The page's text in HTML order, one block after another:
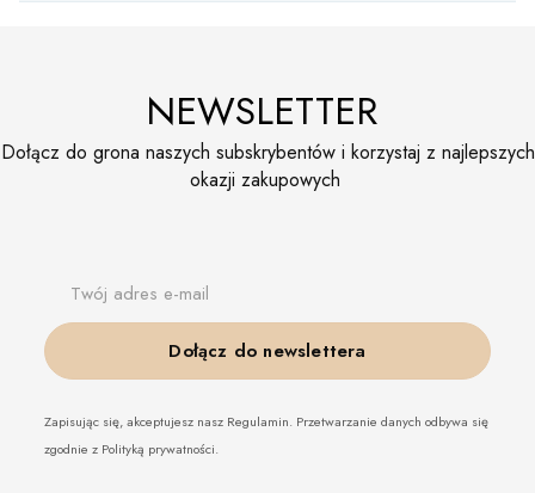
NEWSLETTER
Dołącz do grona naszych subskrybentów i korzystaj z najlepszych
okazji zakupowych
Twój adres e-mail
Dołącz do newslettera
Zapisując się, akceptujesz nasz Regulamin. Przetwarzanie danych odbywa się
zgodnie z Polityką prywatności.